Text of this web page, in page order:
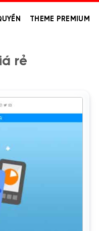
THEME PREMIUM
rẻ